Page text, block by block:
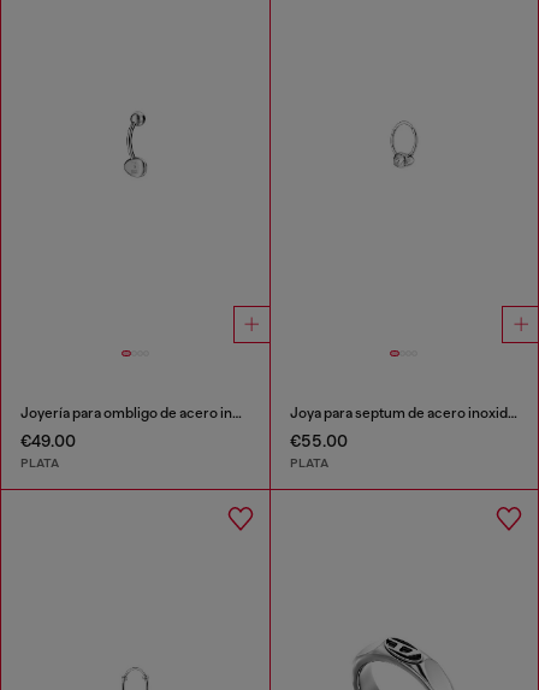
Joyería para ombligo de acero inoxidable
€49.00
PLATA
Joya para septum de acero inoxidable
€55.00
PLATA